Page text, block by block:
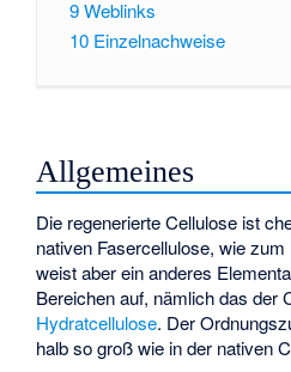
9Weblinks
10 Einzelnachweise
Allgemeines
Die regenerierte Cellulose ist
nativen Fasercellulose, wie zum
weist aber ein anderes
Bereichen auf, nämlich das der
Hydratcellulose. Der
halb so groß wie in der nativen